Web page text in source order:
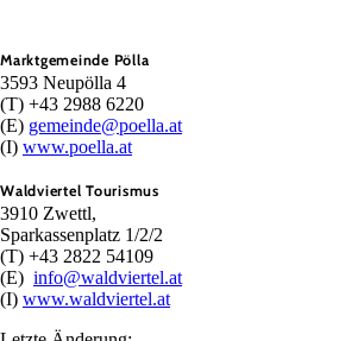
Marktgemeinde Pölla
3593 Neupölla 4
(T) +43 2988 6220
(E) gemeinde@poella.at
(I) www.poella.at
Waldviertel Tourismus
3910 Zwettl,
Sparkassenplatz 1/2/2
(T) +43 2822 54109
(E) info@waldviertel.at
(I) www.waldviertel.at